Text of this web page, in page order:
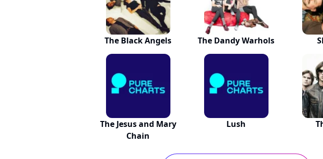
The Black Angels The Dandy Warhols
The Jesus and Mary
Chain
Lush